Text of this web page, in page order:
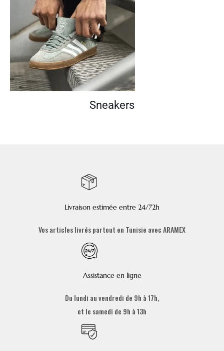
Sneakers
Livraison estimée entre 24/72h
Vos articles livrés partout en Tunisie avec ARAMEX
Assistance en ligne
Du lundi au vendredi de 9h à 17h,
et le samedi de 9h à 13h